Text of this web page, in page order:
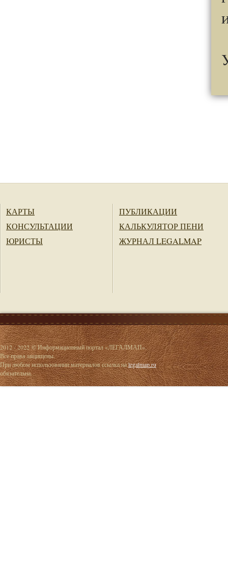
КАРТЫ
КОНСУЛЬТАЦИИ
ЮРИСТЫ
ПУБЛИКАЦИИ
КАЛЬКУЛЯТОР ПЕНИ
ЖУРНАЛ LEGALMAP
2012 - 2022 © Информационный портал «ЛЕГАЛМАП».
Все права защищены.
При любом использовании материалов ссылка наlegalmap.ru
обязательна.